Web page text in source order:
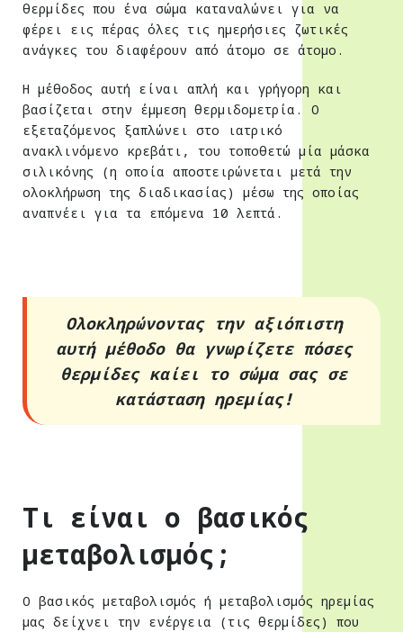
θερμίδες που ένα σώμα καταναλώνει για να
φέρει εις πέρας όλες τις ημερήσιες ζωτικές
ανάγκες του διαφέρουν από άτομο σε άτομο.
Η μέθοδος αυτή είναι απλή και γρήγορη και
βασίζεται στην έμμεση θερμιδομετρία. Ο
εξεταζόμενος ξαπλώνει στο ιατρικό
ανακλινόμενο κρεβάτι, του τοποθετώ μία μάσκα
σιλικόνης (η οποία αποστειρώνεται μετά την
ολοκλήρωση της διαδικασίας) μέσω της οποίας
αναπνέει για τα επόμενα 10 λεπτά.
Ολοκληρώνοντας την αξιόπιστη
αυτή μέθοδο θα γνωρίζετε πόσες
θερμίδες καίει το σώμα σας σε
κατάσταση ηρεμίας!
Τι είναι ο βασικός
μεταβολισμός;
Ο βασικός μεταβολισμός ή μεταβολισμός ηρεμίας
μας δείχνει την ενέργεια (τις θερμίδες) που